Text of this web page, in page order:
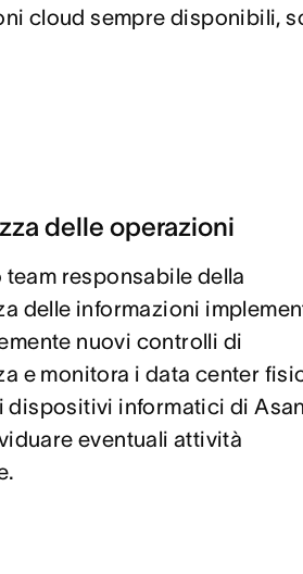
cloud sempre disponibili,
delle operazioni
team responsabile della
delle informazioni
nuovi controlli di
e monitora i data center
dispositivi informatici di
eventuali attività